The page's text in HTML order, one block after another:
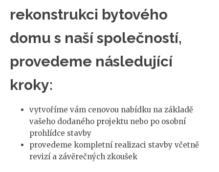
rekonstrukci bytového
domu s naší společností,
provedeme následující
kroky:
vytvoříme vám cenovou nabídku na základě
vašeho dodaného projektu nebo po osobní
prohlídce stavby
provedeme kompletní realizaci stavby včetně
revizí a závěrečných zkoušek